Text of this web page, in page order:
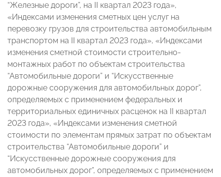
“Железные дороги”, на II квартал 2023 года»,
«Индексами изменения сметных цен услуг на
перевозку грузов для строительства автомобильным
транспортом на II квартал 2023 года», «Индексами
изменения сметной стоимости строительно-
монтажных работ по объектам строительства
“Автомобильные дороги” и “Искусственные
дорожные сооружения для автомобильных дорог”,
определяемых с применением федеральных и
территориальных единичных расценок на II квартал
2023 года», «Индексами изменения сметной
стоимости по элементам прямых затрат по объектам
строительства “Автомобильные дороги” и
“Искусственные дорожные сооружения для
автомобильных дорог”, определяемых с применением